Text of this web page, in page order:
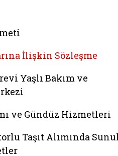
İlişkin Sözleşme
Yaşlı Bakım ve
ve Gündüz Hizmetleri
Taşıt Alımında